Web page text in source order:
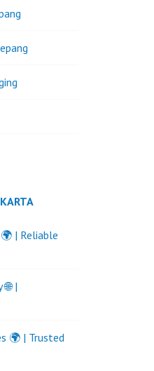
| Reliable
|
🌍 | Trusted